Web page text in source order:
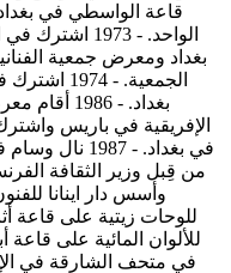
الواحد. -
بغداد ومعرض جمعية
الجمعية.
بغداد. -
الإفريقية في باريس
في بغداد. -
للألوان المائية على